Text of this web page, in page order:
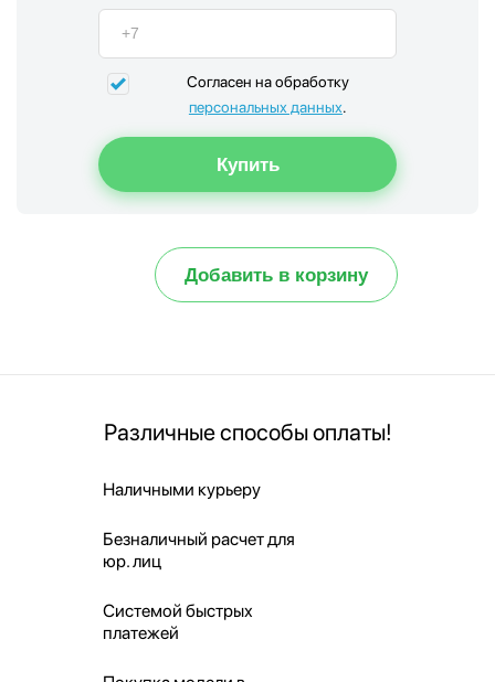
Согласен на обработку
персональных данных.
Добавить в корзину
Различные способы оплаты!
Наличными курьеру
Безналичный расчет для
юр. лиц
Системой быстрых
платежей